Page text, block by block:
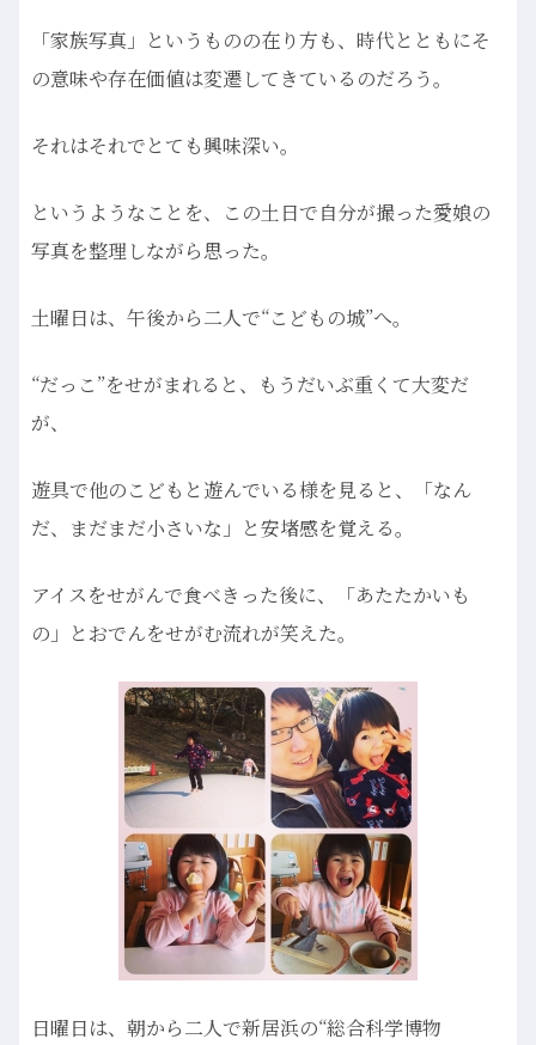
「家族写真」というものの在り方も、時代とともにそ
の意味や存在価値は変遷してきているのだろう。
それはそれでとても興味深い。
というようなことを、この土日で自分が撮った愛娘の
写真を整理しながら思った。
土曜日は、午後から二人で“こどもの城”へ。
“だっこ”をせがまれると、もうだいぶ重くて大変だ
が、
遊具で他のこどもと遊んでいる様を見ると、「なん
だ、まだまだ小さいな」と安堵感を覚える。
アイスをせがんで食べきった後に、「あたたかいも
の」とおでんをせがむ流れが笑えた。
日曜日は、朝から二人で新居浜の“総合科学博物